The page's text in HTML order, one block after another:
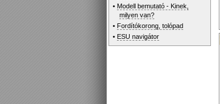
• Modell bemutató - Kinek,
milyen van?
• Fordítókorong, tolópad
• ESU navigátor